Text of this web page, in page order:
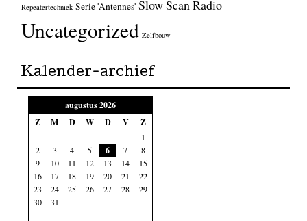
Repeatertechniek Serie 'Antennes' Slow Scan Radio
Uncategorized Zelfbouw
Kalender-archief
augustus 2026
Z
M D W D V Z
1
2
3 4 5 6 7
8
9
10 11 12 13 14
15
16
17 18 19 20 21
22
23
24 25 26 27 28
29
30
31